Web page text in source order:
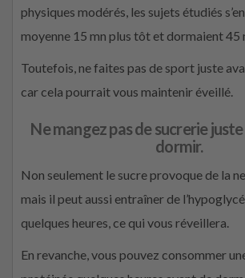
physiques modérés, les sujets étudiés
moyenne 15 mn plus tôt et dormaient 45
Toutefois, ne faites pas de sport juste
car cela pourrait vous maintenir éveillé.
Ne mangez pas de sucrerie
dormir.
Non seulement le sucre provoque de la
mais il peut aussi entraîner de
quelques heures, ce qui vous réveillera.
En revanche, vous pouvez consommer